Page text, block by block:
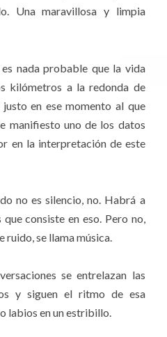
Una maravillosa y limpia
nada probable que la vida
kilómetros a la redonda de
en ese momento al que
manifiesto uno de los datos
en la interpretación de este
no es silencio, no. Habrá a
consiste en eso. Pero no,
ruido, se llama música.
se entrelazan las
y siguen el ritmo de esa
labios en un estribillo.